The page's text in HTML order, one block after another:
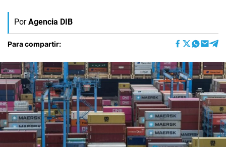
Por Agencia DIB
Para compartir: